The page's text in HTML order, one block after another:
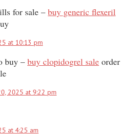
for sale – buy generic flexeril
at 10:13 pm
buy – buy clopidogrel sale order
2025 at 9:22 pm
at 4:25 am